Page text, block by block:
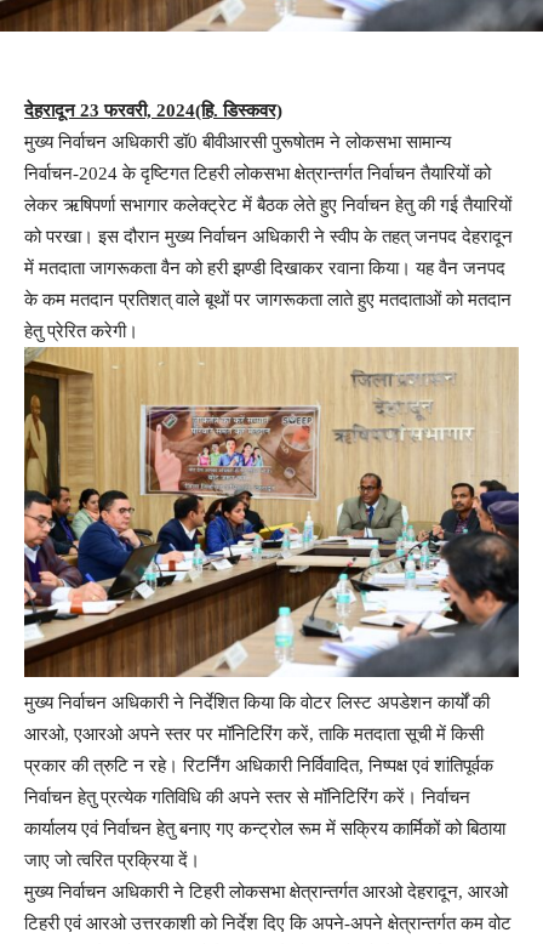
देहरादून 23 फरवरी, 2024(हि. डिस्कवर)
मुख्य निर्वाचन अधिकारी डॉ0 बीवीआरसी पुरूषोतम ने लोकसभा सामान्य
निर्वाचन-2024 के दृष्टिगत टिहरी लोकसभा क्षेत्रान्तर्गत निर्वाचन तैयारियों को
लेकर ऋषिपर्णा सभागार कलेक्ट्रेट में बैठक लेते हुए निर्वाचन हेतु की गई तैयारियों
को परखा। इस दौरान मुख्य निर्वाचन अधिकारी ने स्वीप के तहत् जनपद देहरादून
में मतदाता जागरूकता वैन को हरी झण्डी दिखाकर रवाना किया। यह वैन जनपद
के कम मतदान प्रतिशत् वाले बूथों पर जागरूकता लाते हुए मतदाताओं को मतदान
हेतु प्रेरित करेगी।
मुख्य निर्वाचन अधिकारी ने निर्देशित किया कि वोटर लिस्ट अपडेशन कार्यों की
आरओ, एआरओ अपने स्तर पर मॉनिटिरिंग करें, ताकि मतदाता सूची में किसी
प्रकार की त्रुटि न रहे। रिटर्निंग अधिकारी निर्विवादित, निष्पक्ष एवं शांतिपूर्वक
निर्वाचन हेतु प्रत्येक गतिविधि की अपने स्तर से मॉनिटिरिंग करें। निर्वाचन
कार्यालय एवं निर्वाचन हेतु बनाए गए कन्ट्रोल रूम में सक्रिय कार्मिकों को बिठाया
जाए जो त्वरित प्रक्रिया दें।
मुख्य निर्वाचन अधिकारी ने टिहरी लोकसभा क्षेत्रान्तर्गत आरओ देहरादून, आरओ
टिहरी एवं आरओ उत्तरकाशी को निर्देश दिए कि अपने-अपने क्षेत्रान्तर्गत कम वोट